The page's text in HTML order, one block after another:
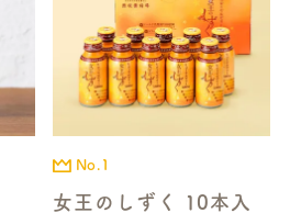
No.1
女王のしずく 10本入